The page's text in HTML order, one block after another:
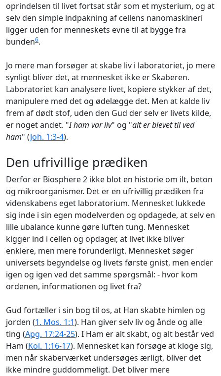
oprindelsen til livet fortsat står som et mysterium, og at
selv den simple indpakning af cellens nanomaskineri
ligger uden for menneskets evne til at bygge fra
bunden6.
Jo mere man forsøger at skabe liv i laboratoriet, jo mere
synligt bliver det, at mennesket ikke er Skaberen.
Laboratoriet kan analysere livet, kopiere stykker af det,
manipulere med det og ødelægge det. Men at kalde liv
frem af dødt stof, uden den Gud der selv er livets kilde,
er noget andet. "I ham var liv" og "alt er blevet til ved
ham" (Joh. 1:3-4).
Den ufrivillige prædiken
Derfor er Biosphere 2 ikke blot en historie om ilt, beton
og mikroorganismer. Det er en ufrivillig prædiken fra
videnskabens eget laboratorium. Mennesket lukkede
sig inde i sin egen modelverden og opdagede, at selv en
lille ubalance kunne gøre luften tung. Mennesket
kigger ind i cellen og opdager, at livet ikke bliver
enklere, men mere forunderligt. Mennesket søger
universets begyndelse og livets første gnist, men ender
igen og igen ved det samme spørgsmål: - hvor kom
ordenen, informationen og livet fra?
Gud fortæller i sin bog til os, at Han skabte himlen og
jorden (1. Mos. 1:1). Han giver selv liv og ånde og alle
ting (Apg. 17:24-25). I Ham er alt skabt, og alt består ved
Ham (Kol. 1:16-17). Mennesket kan forsøge at kloge sig,
men når skaberværket undersøges ærligt, bliver det
ikke mindre guddommeligt. Det bliver mere